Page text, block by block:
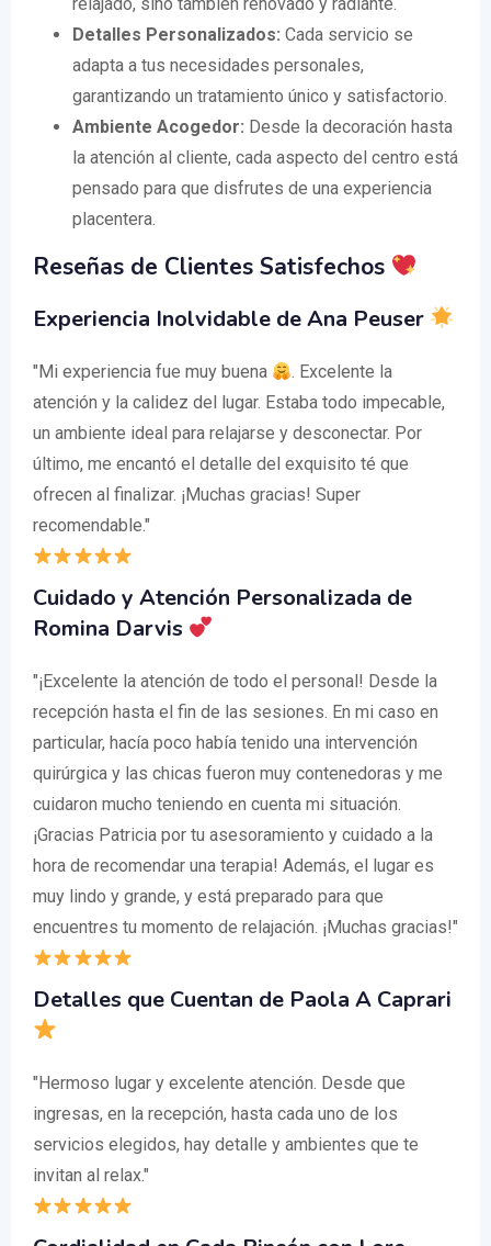
Detalles Personalizados: Cada servicio se
adapta a tus necesidades personales,
garantizando un tratamiento único y satisfactorio.
Ambiente Acogedor: Desde la decoración hasta
la atención al cliente, cada aspecto del centro está
pensado para que disfrutes de una experiencia
placentera.
Reseñas de Clientes Satisfechos
Experiencia Inolvidable de Ana Peuser
"Mi experiencia fue muy buena
. Excelente la
atención y la calidez del lugar. Estaba todo impecable,
un ambiente ideal para relajarse y desconectar. Por
último, me encantó el detalle del exquisito té que
ofrecen al finalizar. ¡Muchas gracias! Super
recomendable."
Cuidado y Atención Personalizada de
Romina Darvis
"¡Excelente la atención de todo el personal! Desde la
recepción hasta el fin de las sesiones. En mi caso en
particular, hacía poco había tenido una intervención
quirúrgica y las chicas fueron muy contenedoras y me
cuidaron mucho teniendo en cuenta mi situación.
¡Gracias Patricia por tu asesoramiento y cuidado a la
hora de recomendar una terapia! Además, el lugar es
muy lindo y grande, y está preparado para que
encuentres tu momento de relajación. ¡Muchas gracias!"
Detalles que Cuentan de Paola A Caprari
"Hermoso lugar y excelente atención. Desde que
ingresas, en la recepción, hasta cada uno de los
servicios elegidos, hay detalle y ambientes que te
invitan al relax."